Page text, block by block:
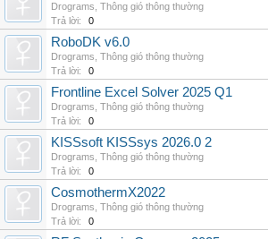
Drograms Thông gió thông thường
Trả lời:
0
RoboDK v6.0
Drograms Thông gió thông thường
Trả lời:
0
Frontline Excel Solver 2025 Q1
Drograms Thông gió thông thường
Trả lời:
0
KISSsoft KISSsys 2026.0 2
Drograms Thông gió thông thường
Trả lời:
0
CosmothermX2022
Drograms Thông gió thông thường
Trả lời:
0